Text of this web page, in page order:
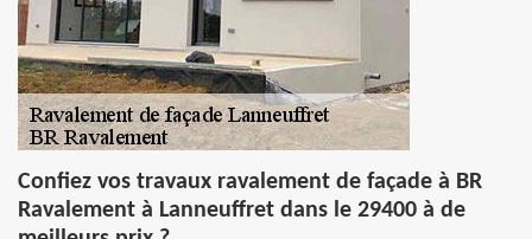
Confiez vos travaux ravalement de façade à BR
Ravalement à Lanneuffret dans le 29400 à de